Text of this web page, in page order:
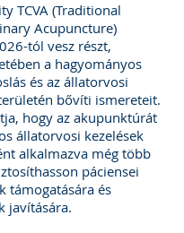
TCVA (Traditional
Acupuncture)
tól vesz részt,
a hagyományos
és az állatorvosi
bővíti ismereteit.
hogy az akupunktúrát
állatorvosi kezelések
alkalmazva még több
páciensei
támogatására és
javítására.